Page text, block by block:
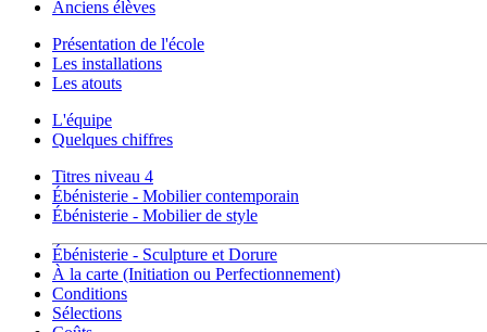
Anciens élèves
Présentation de l'école
Les installations
Les atouts
L'équipe
Quelques chiffres
Titres niveau 4
Ébénisterie - Mobilier contemporain
Ébénisterie - Mobilier de style
Ébénisterie - Sculpture et Dorure
À la carte (Initiation ou Perfectionnement)
Conditions
Sélections